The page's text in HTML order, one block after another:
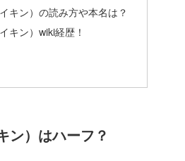
キン）の読み方や本名は？
キン）wiki経歴！
ン）はハーフ？